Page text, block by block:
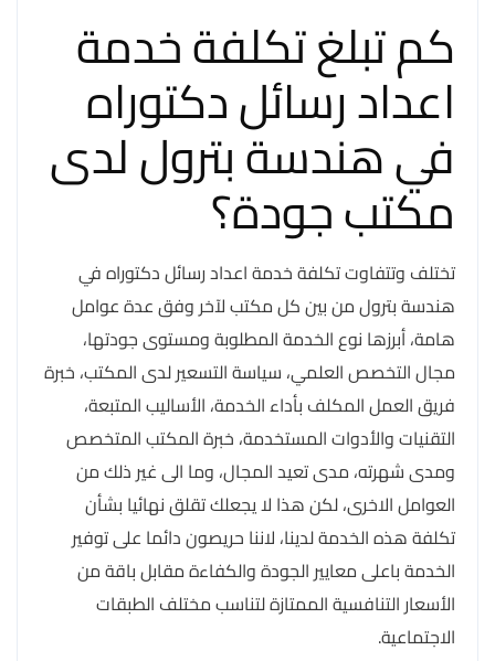
كم تبلغ تكلفة خدمة
اعداد رسائل دكتوراه
في هندسة بترول لدى
مكتب جودة؟
تختلف وتتفاوت تكلفة خدمة اعداد رسائل دكتوراه في
هندسة بترول من بين كل مكتب لآخر وفق عدة عوامل
هامة، أبرزها نوع الخدمة المطلوبة ومستوى جودتها،
مجال التخصص العلمي، سياسة التسعير لدى المكتب، خبرة
فريق العمل المكلف بأداء الخدمة، الأساليب المتبعة،
التقنيات والأدوات المستخدمة، خبرة المكتب المتخصص
ومدى شهرته، مدى تعيد المجال، وما الى غير ذلك من
العوامل الاخرى، لكن هذا لا يجعلك تقلق نهائيا بشأن
تكلفة هذه الخدمة لدينا، لاننا حريصون دائما على توفير
الخدمة باعلى معايير الجودة والكفاءة مقابل باقة من
الأسعار التنافسية الممتازة لتناسب مختلف الطبقات
الاجتماعية.